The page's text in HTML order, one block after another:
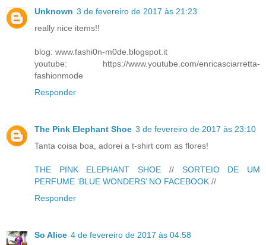
Unknown 3 de fevereiro de 2017 às 21:23
really nice items!!
blog: www.fashi0n-m0de.blogspot.it
youtube: https://www.youtube.com/enricasciarretta-
fashionmode
Responder
The Pink Elephant Shoe 3 de fevereiro de 2017 às 23:10
Tanta coisa boa, adorei a t-shirt com as flores!
THE PINK ELEPHANT SHOE // SORTEIO DE UM
PERFUME ‘BLUE WONDERS’ NO FACEBOOK //
Responder
So Alice 4 de fevereiro de 2017 às 04:58